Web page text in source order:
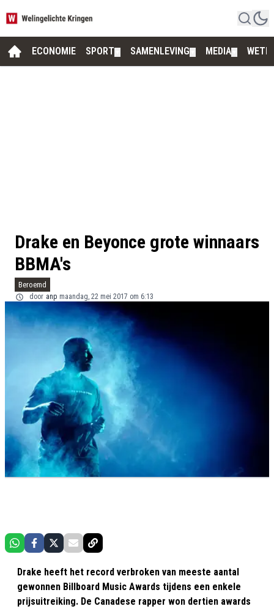
ECONOMIE SPORT SAMENLEVING MEDIA
Drake en Beyonce grote winnaars
BBMA's
Beroemd
door anp maandag, 22 mei 2017 om 6:13
Drake heeft het record verbroken van meeste aantal
gewonnen Billboard Music Awards tijdens een enkele
prijsuitreiking. De Canadese rapper won dertien awards